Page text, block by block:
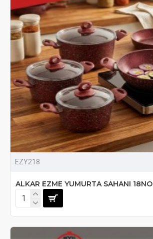
EZY218
ALKAR EZME YUMURTA SAHANI 18NO